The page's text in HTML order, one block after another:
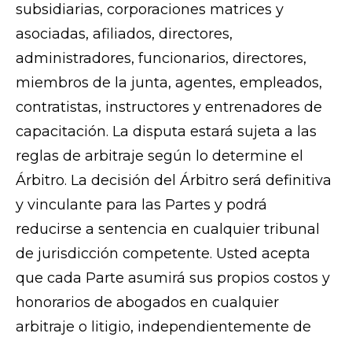
subsidiarias, corporaciones matrices y
asociadas, afiliados, directores,
administradores, funcionarios, directores,
miembros de la junta, agentes, empleados,
contratistas, instructores y entrenadores de
capacitación. La disputa estará sujeta a las
reglas de arbitraje según lo determine el
Árbitro. La decisión del Árbitro será definitiva
y vinculante para las Partes y podrá
reducirse a sentencia en cualquier tribunal
de jurisdicción competente. Usted acepta
que cada Parte asumirá sus propios costos y
honorarios de abogados en cualquier
arbitraje o litigio, independientemente de